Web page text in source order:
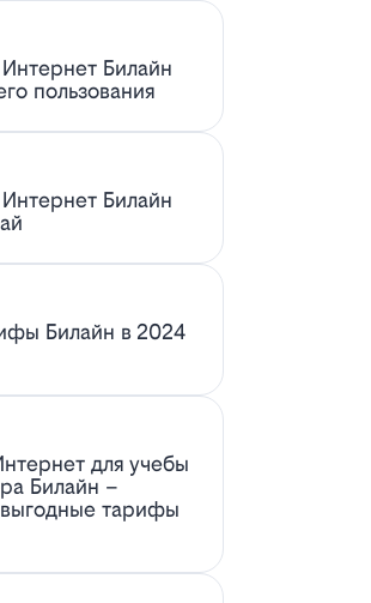
Билайн
пользования
Билайн
Билайн в 2024
для учебы
Билайн –
тарифы